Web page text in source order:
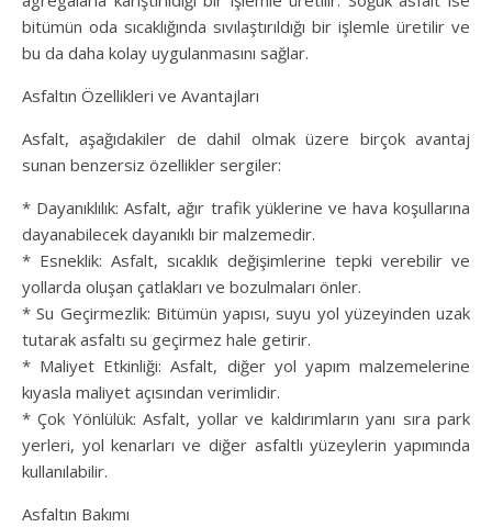
bitümün oda sıcaklığında sıvılaştırıldığı bir işlemle üretilir ve
bu da daha kolay uygulanmasını sağlar.
Asfaltın Özellikleri ve Avantajları
Asfalt, aşağıdakiler de dahil olmak üzere birçok avantaj
sunan benzersiz özellikler sergiler:
* Dayanıklılık: Asfalt, ağır trafik yüklerine ve hava koşullarına
dayanabilecek dayanıklı bir malzemedir.
* Esneklik: Asfalt, sıcaklık değişimlerine tepki verebilir ve
yollarda oluşan çatlakları ve bozulmaları önler.
* Su Geçirmezlik: Bitümün yapısı, suyu yol yüzeyinden uzak
tutarak asfaltı su geçirmez hale getirir.
* Maliyet Etkinliği: Asfalt, diğer yol yapım malzemelerine
kıyasla maliyet açısından verimlidir.
* Çok Yönlülük: Asfalt, yollar ve kaldırımların yanı sıra park
yerleri, yol kenarları ve diğer asfaltlı yüzeylerin yapımında
kullanılabilir.
Asfaltın Bakımı